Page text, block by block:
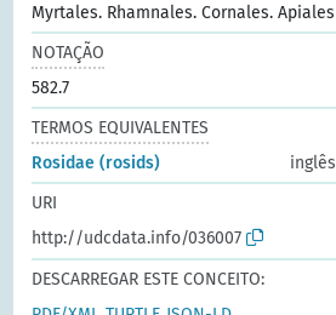
Myrtales. Rhamnales. Cornales. Apiales
NOTAÇÃO
582.7
TERMOS EQUIVALENTES
Rosidae (rosids)
inglês
URI
http://udcdata.info/036007
DESCARREGAR ESTE CONCEITO: